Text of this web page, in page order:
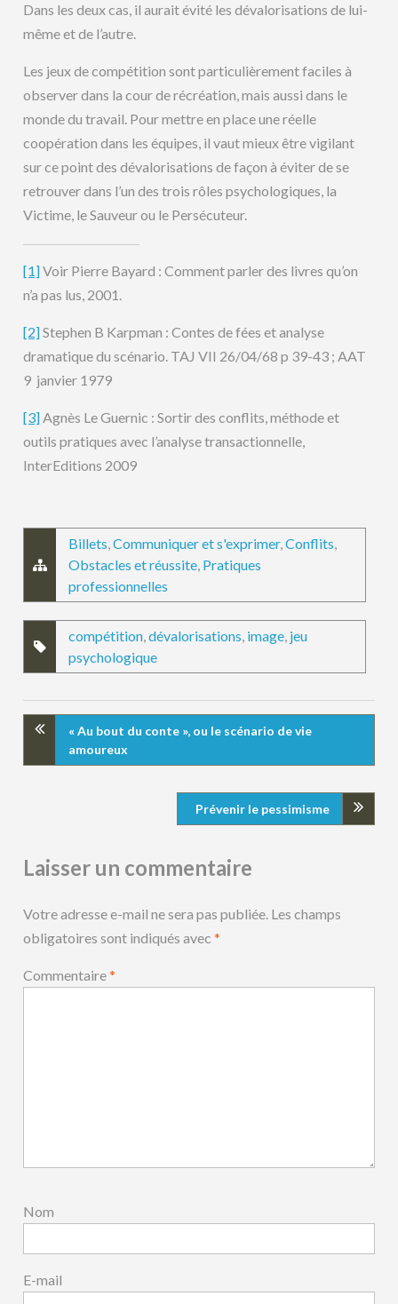
Dans les deux cas, il aurait évité les dévalorisations de lui-
même et de l’autre.
Les jeux de compétition sont particulièrement faciles à
observer dans la cour de récréation, mais aussi dans le
monde du travail. Pour mettre en place une réelle
coopération dans les équipes, il vaut mieux être vigilant
sur ce point des dévalorisations de façon à éviter de se
retrouver dans l’un des trois rôles psychologiques, la
Victime, le Sauveur ou le Persécuteur.
[1]Voir Pierre Bayard : Comment parler des livres qu’on
n’a pas lus, 2001.
[2]Stephen B Karpman : Contes de fées et analyse
dramatique du scénario. TAJ VII 26/04/68 p 39-43 ; AAT
9 janvier 1979
[3]Agnès Le Guernic : Sortir des conflits, méthode et
outils pratiques avec l’analyse transactionnelle,
InterEditions 2009
Billets,Communiquer et s'exprimer,Conflits,
Obstacles et réussite, Pratiques
professionnelles
compétition,dévalorisations, image, jeu
psychologique
« Au bout du conte », ou le scénario de vie
amoureux
Prévenir le pessimisme
Laisser un commentaire
Votre adresse e-mail ne sera pas publiée. Les champs
obligatoires sont indiqués avec*
Commentaire*
Nom
E-mail